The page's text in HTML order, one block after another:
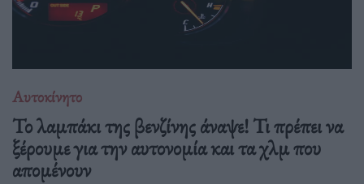
Αυτοκίνητο
Το λαμπάκι της βενζίνης άναψε! Τι πρέπει να
ξέρουμε για την αυτονομία και τα χλμ που
απομένουν